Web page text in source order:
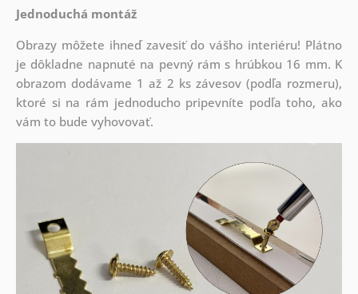
Jednoduchá montáž
Obrazy môžete ihneď zavesiť do vášho interiéru! Plátno
je dôkladne napnuté na pevný rám s hrúbkou 16 mm. K
obrazom dodávame 1 až 2 ks závesov (podľa rozmeru),
ktoré si na rám jednoducho pripevníte podľa toho, ako
vám to bude vyhovovať.